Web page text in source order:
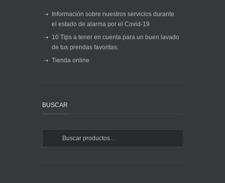
Información sobre nuestros servicios durante
el estado de alarma por el Covid-19
10 Tips a tener en cuenta para un buen lavado
de tus prendas favoritas.
Tienda online
BUSCAR